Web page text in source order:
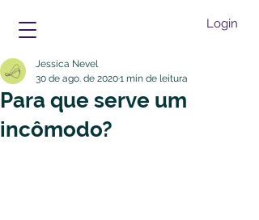
Login
Para que serve um
incômodo?
Jessica Nevel
30 de ago. de 20201 min de leitura